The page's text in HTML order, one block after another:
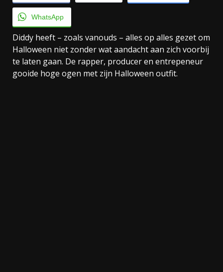
WhatsApp
Diddy heeft – zoals vanouds – alles op alles gezet om
Halloween niet zonder wat aandacht aan zich voorbij
te laten gaan. De rapper, producer en entrepeneur
gooide hoge ogen met zijn Halloween outfit.